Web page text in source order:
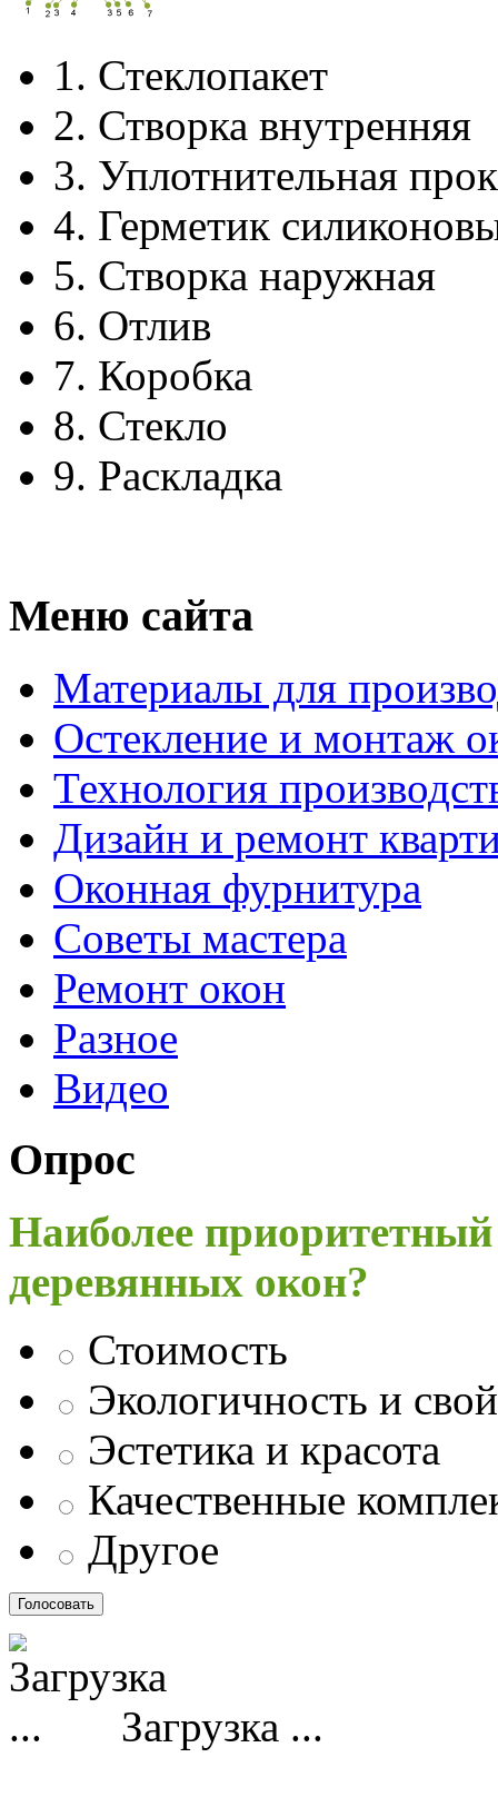
1. Стеклопакет
2. Створка внутренняя
3. Уплотнительная
4. Герметик
5. Створка наружная
6. Отлив
7. Коробка
8. Стекло
9. Раскладка
Меню сайта
Материалы для
Остекление и монтаж
Технология
Дизайн и ремонт
Оконная фурнитура
Советы мастера
Ремонт окон
Разное
Видео
Опрос
Наиболее
деревянных окон?
Стоимость
Экологичность и
Эстетика и красота
Качественные
Другое
Загрузка ...